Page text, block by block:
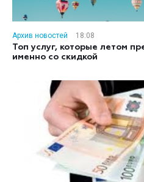
Архив новостей
18:08
Топ услуг, которые летом
именно со скидкой